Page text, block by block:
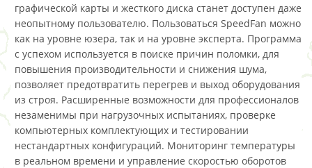
графической карты и жесткого диска станет доступен даже
неопытному пользователю. Пользоваться SpeedFan можно
как на уровне юзера, так и на уровне эксперта. Программа
с успехом используется в поиске причин поломки, для
повышения производительности и снижения шума,
позволяет предотвратить перегрев и выход оборудования
из строя. Расширенные возможности для профессионалов
незаменимы при нагрузочных испытаниях, проверке
компьютерных комплектующих и тестировании
нестандартных конфигураций. Мониторинг температуры
в реальном времени и управление скоростью оборотов